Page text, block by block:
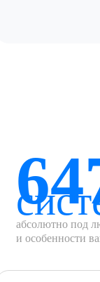
абсолютно под
и особенности